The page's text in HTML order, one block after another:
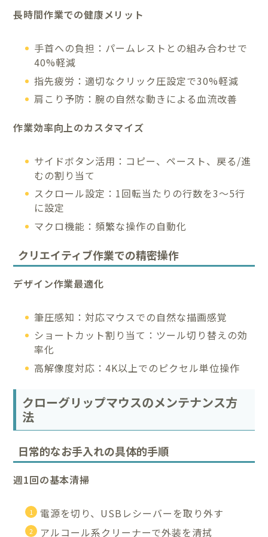
長時間作業での健康メリット
手首への負担：パームレストとの組み合わせで
40%軽減
指先疲労：適切なクリック圧設定で30%軽減
肩こり予防：腕の自然な動きによる血流改善
作業効率向上のカスタマイズ
サイドボタン活用：コピー、ペースト、戻る/進
むの割り当て
スクロール設定：1回転当たりの行数を3～5行
に設定
マクロ機能：頻繁な操作の自動化
クリエイティブ作業での精密操作
デザイン作業最適化
筆圧感知：対応マウスでの自然な描画感覚
ショートカット割り当て：ツール切り替えの効
率化
高解像度対応：4K以上でのピクセル単位操作
クローグリップマウスのメンテナンス方
法
日常的なお手入れの具体的手順
週1回の基本清掃
電源を切り、USBレシーバーを取り外す
アルコール系クリーナーで外装を清拭